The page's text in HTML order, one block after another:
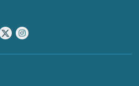
X Instagram